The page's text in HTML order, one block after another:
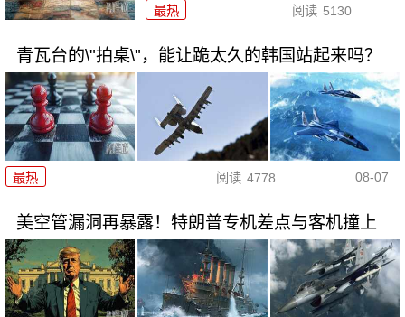
最热 阅读 5130
青瓦台的\"拍桌\"，能让跪太久的韩国站起来吗？
最热 阅读 4778 08-07
美空管漏洞再暴露！特朗普专机差点与客机撞上